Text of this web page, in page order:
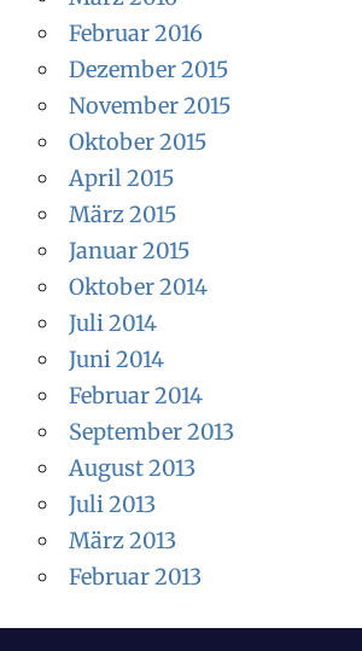
Februar 2016
Dezember 2015
November 2015
Oktober 2015
April 2015
März 2015
Januar 2015
Oktober 2014
Juli 2014
Juni 2014
Februar 2014
September 2013
August 2013
Juli 2013
März 2013
Februar 2013